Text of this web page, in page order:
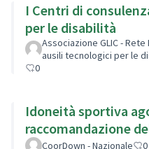
I Centri di
per le disabilità
Associazione GLIC -
ausili tecnologici per le
0
Idoneità sportiva
raccomandazione
CoorDown - Nazionale 0